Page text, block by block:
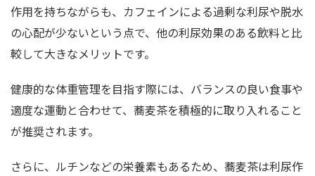
作用を持ちながらも、カフェインによる過剰な利尿や脱水
の心配が少ないという点で、他の利尿効果のある飲料と比
較して大きなメリットです。
健康的な体重管理を目指す際には、バランスの良い食事や
適度な運動と合わせて、蕎麦茶を積極的に取り入れること
が推奨されます。
さらに、ルチンなどの栄養素もあるため、蕎麦茶は利尿作